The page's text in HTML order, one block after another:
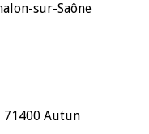
sur-Saône
71400 Autun